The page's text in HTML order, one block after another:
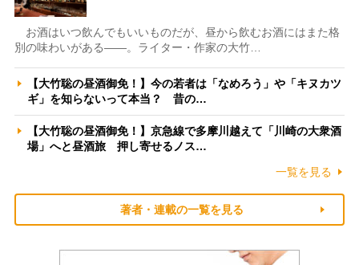
お酒はいつ飲んでもいいものだが、昼から飲むお酒にはまた格
別の味わいがある――。ライター・作家の大竹…
【大竹聡の昼酒御免！】今の若者は「なめろう」や「キヌカツ
ギ」を知らないって本当？ 昔の…
【大竹聡の昼酒御免！】京急線で多摩川越えて「川崎の大衆酒
場」へと昼酒旅 押し寄せるノス…
一覧を見る
著者・連載の一覧を見る